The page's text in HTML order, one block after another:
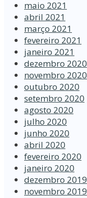
maio 2021
abril 2021
março 2021
fevereiro 2021
janeiro 2021
dezembro 2020
novembro 2020
outubro 2020
setembro 2020
agosto 2020
julho 2020
junho 2020
abril 2020
fevereiro 2020
janeiro 2020
dezembro 2019
novembro 2019